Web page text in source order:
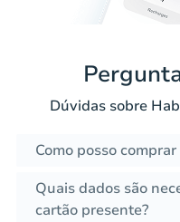
Dúvidas sobre
Como posso
Quais dados são
cartão presente?